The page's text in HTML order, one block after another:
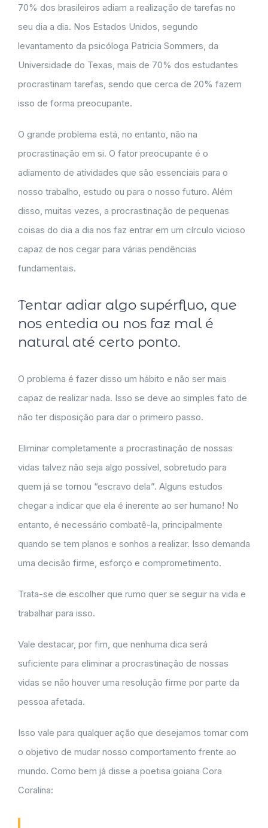
70% dos brasileiros adiam a realização de tarefas no
seu dia a dia. Nos Estados Unidos, segundo
levantamento da psicóloga Patricia Sommers, da
Universidade do Texas, mais de 70% dos estudantes
procrastinam tarefas, sendo que cerca de 20% fazem
isso de forma preocupante.
O grande problema está, no entanto, não na
procrastinação em si. O fator preocupante é o
adiamento de atividades que são essenciais para o
nosso trabalho, estudo ou para o nosso futuro. Além
disso, muitas vezes, a procrastinação de pequenas
coisas do dia a dia nos faz entrar em um círculo vicioso
capaz de nos cegar para várias pendências
fundamentais.
Tentar adiar algo supérfluo, que
nos entedia ou nos faz mal é
natural até certo ponto.
O problema é fazer disso um hábito e não ser mais
capaz de realizar nada. Isso se deve ao simples fato de
não ter disposição para dar o primeiro passo.
Eliminar completamente a procrastinação de nossas
vidas talvez não seja algo possível, sobretudo para
quem já se tornou “escravo dela”. Alguns estudos
chegar a indicar que ela é inerente ao ser humano! No
entanto, é necessário combatê-la, principalmente
quando se tem planos e sonhos a realizar. Isso demanda
uma decisão firme, esforço e comprometimento.
Trata-se de escolher que rumo quer se seguir na vida e
trabalhar para isso.
Vale destacar, por fim, que nenhuma dica será
suficiente para eliminar a procrastinação de nossas
vidas se não houver uma resolução firme por parte da
pessoa afetada.
Isso vale para qualquer ação que desejamos tomar com
o objetivo de mudar nosso comportamento frente ao
mundo. Como bem já disse a poetisa goiana Cora
Coralina: